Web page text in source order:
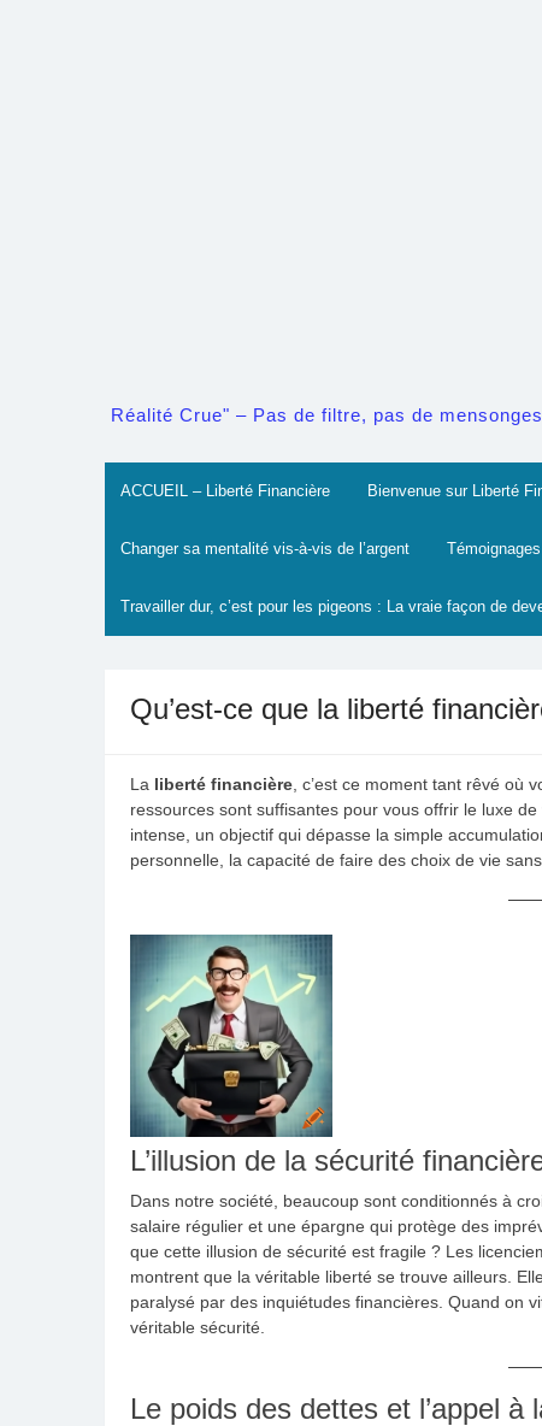
Réalité Crue" – Pas de filtre, pas de
ACCUEIL – Liberté Financière Bienvenue sur Liberté
Changer sa mentalité vis-à-vis de l’argent
Travailler dur, c’est pour les pigeons : La vraie façon de
Qu’est-ce que la liberté
La liberté financière , c’est ce moment tant rêvé où
ressources sont suffisantes pour vous offrir le luxe
intense, un objectif qui dépasse la simple
personnelle, la capacité de faire des choix de vie
L’illusion de la sécurité
Dans notre société, beaucoup sont conditionnés à
salaire régulier et une épargne qui protège des
que cette illusion de sécurité est fragile ? Les
montrent que la véritable liberté se trouve ailleurs.
paralysé par des inquiétudes financières. Quand on
véritable sécurité.
Le poids des dettes et l’appel à